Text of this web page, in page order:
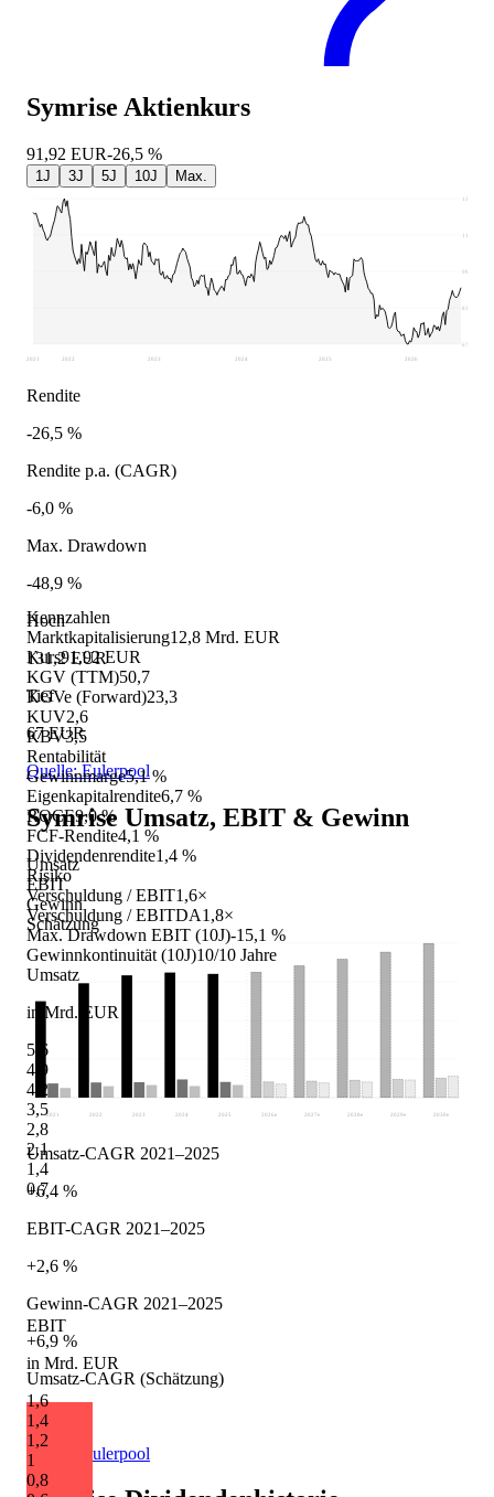
Kennzahlen
Marktkapitalisierung12,8 Mrd. EUR
Kurs91,92 EUR
KGV (TTM)50,7
KGVe (Forward)23,3
KUV2,6
KBV3,5
Rentabilität
Gewinnmarge5,1 %
Eigenkapitalrendite6,7 %
ROCE9,0 %
FCF-Rendite4,1 %
Dividendenrendite1,4 %
Risiko
Verschuldung / EBIT1,6×
Verschuldung / EBITDA1,8×
Max. Drawdown EBIT (10J)-15,1 %
Gewinnkontinuität (10J)10/10 Jahre
Umsatz
in Mrd. EUR
5,6
4,9
4,2
3,5
2,8
2,1
1,4
0,7
EBIT
in Mrd. EUR
1,6
1,4
1,2
1
0,8
Symrise Aktienkurs
91,92 EUR-26,5 %
1J 3J 5J 10J Max.
67
83,05
99,1
115,15
131,2
2021 2022 2023 2024 2025 2026
Rendite
-26,5 %
Rendite p.a. (CAGR)
-6,0 %
Max. Drawdown
-48,9 %
Hoch
131,2 EUR
Tief
67 EUR
Quelle: Eulerpool
Symrise Umsatz, EBIT & Gewinn
Umsatz
EBIT
Gewinn
Schätzung
2021 2022 2023 2024 2025 2026 e 2027 e 2028 e 2029 e 2030e
Umsatz-CAGR 2021–2025
+6,4 %
EBIT-CAGR 2021–2025
+2,6 %
Gewinn-CAGR 2021–2025
+6,9 %
Umsatz-CAGR (Schätzung)
+4,5 %
Quelle: Eulerpool